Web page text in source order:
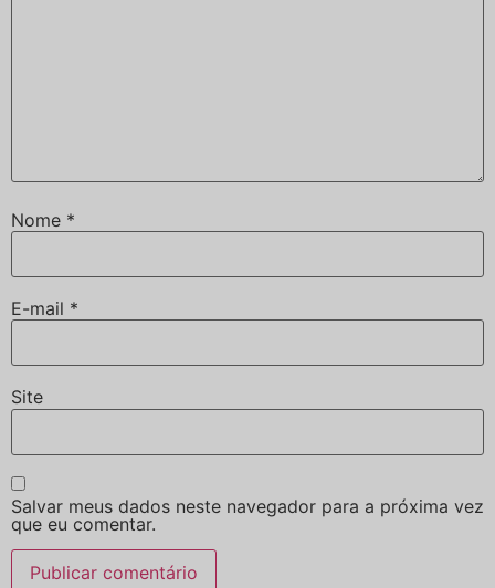
Nome *
E-mail *
Site
Salvar meus dados neste navegador para a próxima vez
que eu comentar.